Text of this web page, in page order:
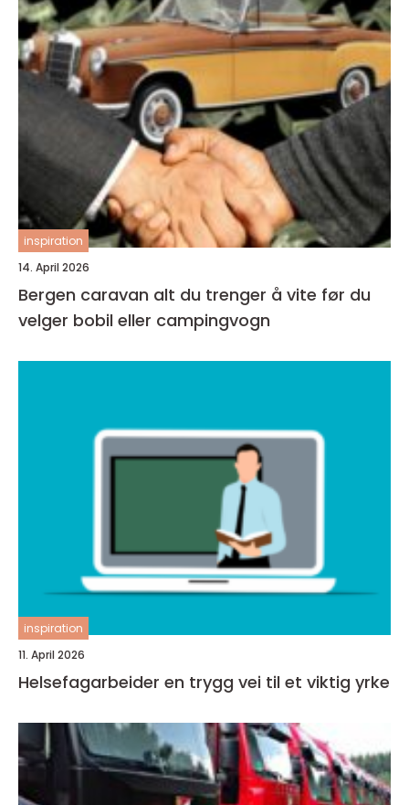
inspiration
14. April 2026
Bergen caravan alt du trenger å vite før du
velger bobil eller campingvogn
inspiration
11. April 2026
Helsefagarbeider en trygg vei til et viktig yrke